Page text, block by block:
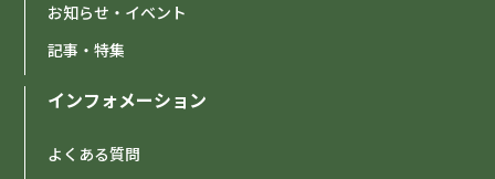
お知らせ・イベント
記事・特集
インフォメーション
よくある質問